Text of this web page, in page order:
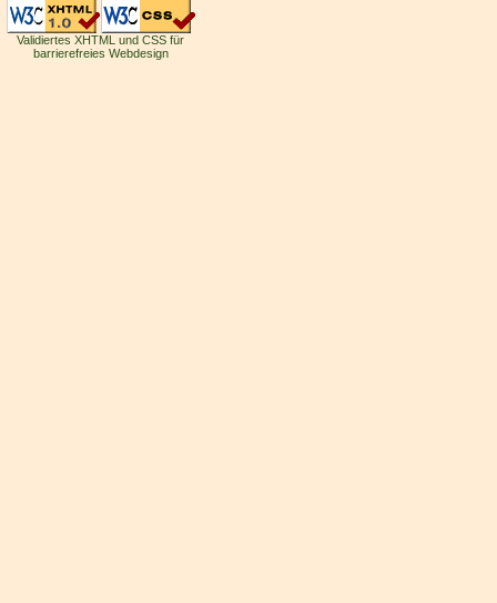
Validiertes XHTML und CSS für
barrierefreies Webdesign